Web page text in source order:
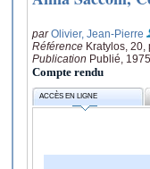
parOlivier, Jean-Pierre
Référence Kratylos, 20,
Publication Publié, 1975
Compte rendu
ACCÈS EN LIGNE